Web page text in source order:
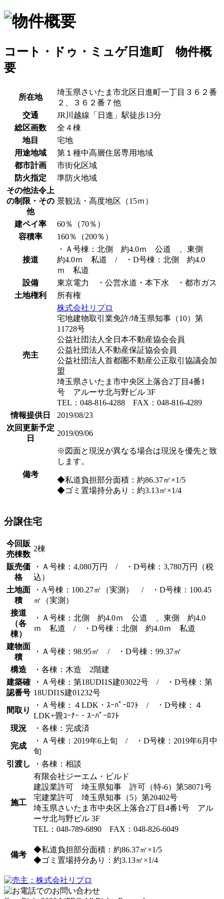
コート・ドゥ・ミュゲ日進町 物件概
要
所在地
埼玉県さいたま市北区日進町一丁目３６２番
２、３６２番７他
交通
JR川越線「日進」駅徒歩13分
総区画数
全４棟
地目
宅地
用途地域
第１種中高層住居専用地域
都市計画
市街化区域
防火指定
準防火地域
その他法令上
の制限・その
他
景観法・高度地区（15ｍ）
建ペイ率
60％（70％）
容積率
160％（200％）
接道
・Ａ号棟：北側 約4.0ｍ 公道 、東側
約4.0ｍ 私道 / ・D号棟：北側 約4.0
ｍ 私道
設備
東京電力 ・公営水道・本下水 ・都市ガス
土地権利
所有権
売主
株式会社リプロ
宅地建物取引業免許/埼玉県知事（10）第
11728号
公益社団法人全日本不動産協会会員
公益社団法人不動産保証協会会員
公益社団法人首都圏不動産公正取引協議会加
盟
埼玉県さいたま市中央区上落合2丁目4番1
号 アルーサ北与野ビル 3F
TEL：048-816-4288 FAX：048-816-4289
情報提供日
2019/08/23
次回更新予定
日
2019/09/06
備考
※図面と現況が異なる場合は現況を優先と致
します。
◆私道負担部分面積：約86.37㎡×1/5
◆ゴミ置場持分あり：約3.13㎡×1/4
分譲住宅
今回販
売棟数
2棟
販売価
格
・Ａ号棟：4,080万円 / ・D号棟：3,780万円（税
込）
土地面
積
・A号棟：100.27㎡（実測） / ・D号棟：100.45
㎡（実測）
接道
（各
棟）
・Ａ号棟：北側 約4.0ｍ 公道 、東側 約4.0
ｍ 私道 / ・D号棟：北側 約4.0ｍ 私道
建物面
積
・Ａ号棟：98.95㎡ / ・D号棟：99.37㎡
構造
・各棟：木造 2階建
建築確
認番号
・Ａ号棟：第18UDI1S建03022号 / ・D号棟：第
18UDI1S建01232号
間取り
・Ａ号棟：４LDK・ｽｰﾊﾟｰﾛﾌﾄ / ・D号棟：４
LDK+畳ｺｰﾅｰ・ｽｰﾊﾟｰﾛﾌﾄ
現況
・各棟：完成済
完成
・Ａ号棟：2019年6上旬 / ・D号棟：2019年6月中
旬
引渡し
・各棟：相談
施工
有限会社ジーエム・ビルド
建設業許可 埼玉県知事 許可（特-6）第58071号
宅建業許可 埼玉県知事（5）第20402号
埼玉県さいたま市中央区上落合2丁目4番1号 アル
ーサ北与野ビル 3F
TEL：048-789-6890 FAX：048-826-6049
備考
◆私道負担部分面積：約86.37㎡×1/5
◆ゴミ置場持分あり：約3.13㎡×1/4